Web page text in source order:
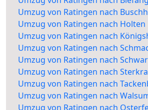
Umzug von Ratingen nach
Umzug von Ratingen nach Holten
Umzug von Ratingen nach
Umzug von Ratingen nach
Umzug von Ratingen nach
Umzug von Ratingen nach
Umzug von Ratingen nach
Umzug von Ratingen nach
Umzug von Ratingen nach